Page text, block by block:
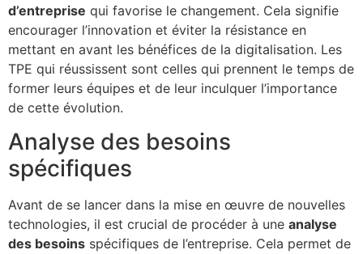
d’entreprise qui favorise le changement. Cela signifie
encourager l’innovation et éviter la résistance en
mettant en avant les bénéfices de la digitalisation. Les
TPE qui réussissent sont celles qui prennent le temps de
former leurs équipes et de leur inculquer l’importance
de cette évolution.
Analyse des besoins
spécifiques
Avant de se lancer dans la mise en œuvre de nouvelles
technologies, il est crucial de procéder à une analyse
des besoins spécifiques de l’entreprise. Cela permet de